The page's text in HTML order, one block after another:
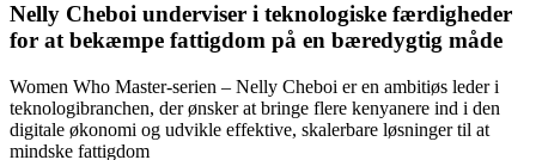
Nelly Cheboi underviser i teknologiske færdigheder
for at bekæmpe fattigdom på en bæredygtig måde
Women Who Master-serien – Nelly Cheboi er en ambitiøs leder i
teknologibranchen, der ønsker at bringe flere kenyanere ind i den
digitale økonomi og udvikle effektive, skalerbare løsninger til at
mindske fattigdom